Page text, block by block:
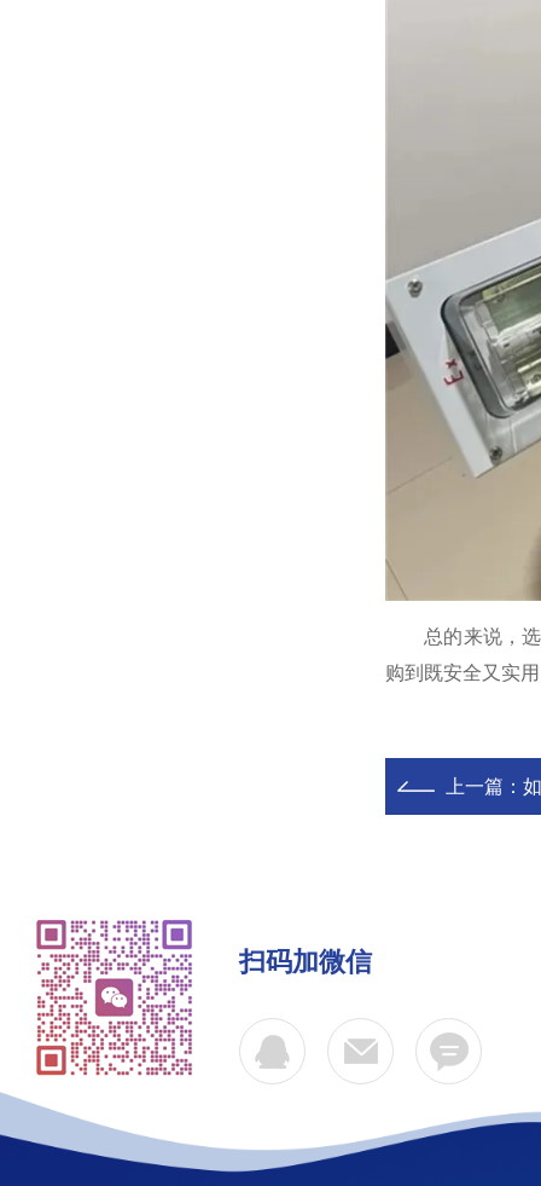
总的来说，选
购到既安全又实
上一篇：
扫码加微信